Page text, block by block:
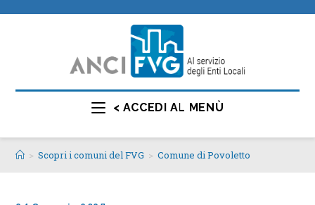
< ACCEDI AL MENÙ
> Scopri i comuni del FVG > Comune di Povoletto